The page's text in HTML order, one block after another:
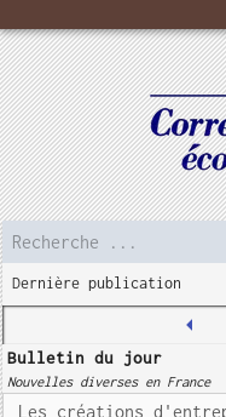
Dernière publication
Bulletin du jour
Nouvelles diverses en France
Les créations